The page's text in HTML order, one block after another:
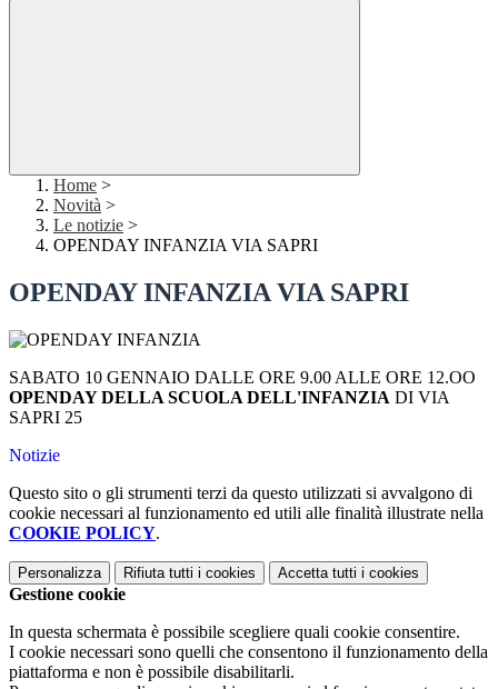
Home >
Novità >
Le notizie >
OPENDAY INFANZIA VIA SAPRI
OPENDAY INFANZIA VIA SAPRI
SABATO 10 GENNAIO DALLE ORE 9.00 ALLE ORE 12.OO
OPENDAY DELLA SCUOLA DELL'INFANZIA DI VIA
SAPRI 25
Notizie
Questo sito o gli strumenti terzi da questo utilizzati si avvalgono di
cookie necessari al funzionamento ed utili alle finalità illustrate nella
COOKIE POLICY.
Personalizza Rifiuta tutti i cookies Accetta tutti i cookies
Gestione cookie
In questa schermata è possibile scegliere quali cookie consentire.
I cookie necessari sono quelli che consentono il funzionamento della
piattaforma e non è possibile disabilitarli.